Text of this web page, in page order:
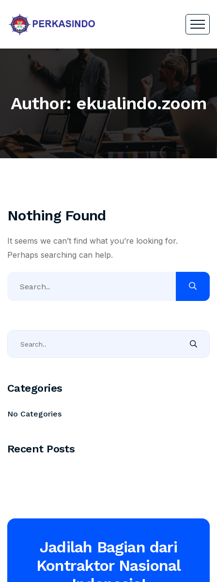
Author: ekualindo.zoom
Nothing Found
It seems we can’t find what you’re looking for.
Perhaps searching can help.
Categories
No Categories
Recent Posts
Jadilah Bagian dari
Kontraktor Nasional